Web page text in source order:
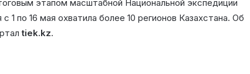
этапом масштабной Национальной экспедиции
1 по 16 мая охватила более 10 регионов Казахстана. Об
tiek.kz.